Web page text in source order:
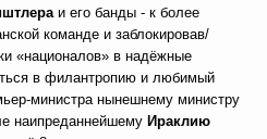
и его банды - к более
команде и заблокировав/
«националов» в надёжные
в филантропию и любимый
министра нынешнему министру
наипреданнейшему Ираклию